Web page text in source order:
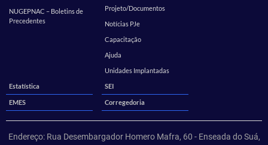
NUGEPNAC – Boletins de
Precedentes
Projeto/Documentos
Notícias PJe
Capacitação
Ajuda
Unidades Implantadas
Estatística
SEI
EMES Corregedoria
Endereço: Rua Desembargador Homero Mafra, 60 - Enseada do Suá,